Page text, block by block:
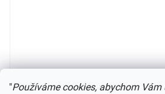
"Používáme cookies, abychom